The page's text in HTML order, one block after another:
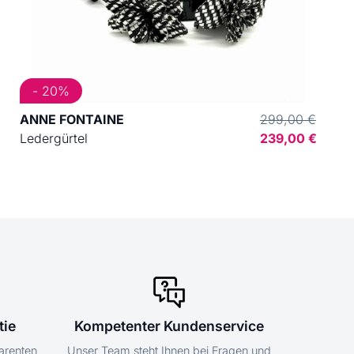
ANNE FONTAINE
Ledergürtel
299,00 €
239,00 €
- 20%
Kompetenter Kundenservice
Unser Team steht Ihnen bei Fragen und